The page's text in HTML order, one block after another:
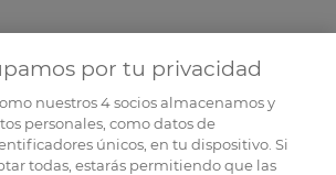
por tu privacidad
nuestros4socios almacenamos y
personales, como datos de
únicos, en tu dispositivo. Si
todas, estarás permitiendo que las